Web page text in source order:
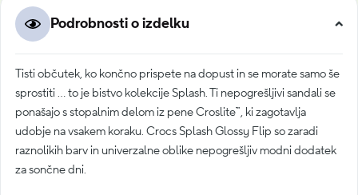
Podrobnosti o izdelku
Tisti občutek, ko končno prispete na dopust in se morate samo še
sprostiti ... to je bistvo kolekcije Splash. Ti nepogrešljivi sandali se
ponašajo s stopalnim delom iz pene Croslite™, ki zagotavlja
udobje na vsakem koraku. Crocs Splash Glossy Flip so zaradi
raznolikih barv in univerzalne oblike nepogrešljiv modni dodatek
za sončne dni.